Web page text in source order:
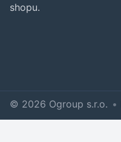
shopu.
© 2026 Ogroup s.r.o. •